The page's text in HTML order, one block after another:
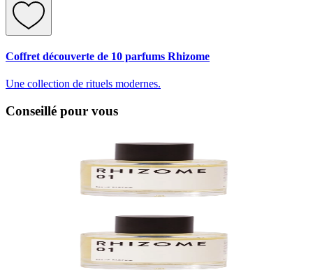
Coffret découverte de 10 parfums Rhizome
Une collection de rituels modernes.
Conseillé pour vous